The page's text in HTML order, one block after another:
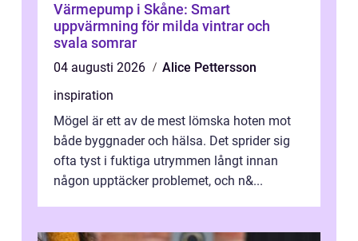
Värmepump i Skåne: Smart
uppvärmning för milda vintrar och
svala somrar
04 augusti 2026
Alice Pettersson
inspiration
Mögel är ett av de mest lömska hoten mot
både byggnader och hälsa. Det sprider sig
ofta tyst i fuktiga utrymmen långt innan
någon upptäcker problemet, och n&...